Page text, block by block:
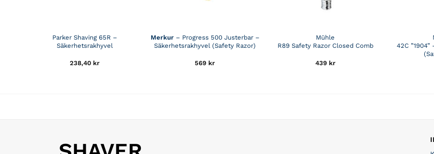
Parker Shaving 65R –
Säkerhetsrakhyvel
238,40 kr
Merkur– Progress 500 Justerbar –
Säkerhetsrakhyvel (Safety Razor)
569 kr
Mühle
R89 Safety Razor Closed Comb
439 kr
42C